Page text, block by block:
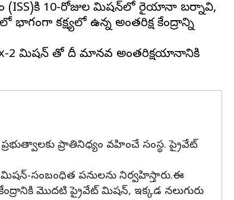
(ISS)కి 10-రోజుల మిషన్‌లో రైయానా బర్నావి,
కక్ష్యలో ఉన్న అంతరిక్ష కేంద్రాన్ని
2 మిషన్ తో సౌదీ మానవ అంతరిక్షయానానికి
ప్రాతినిధ్యం వహించే సంస్థ. ప్రైవేట్
సంబంధిత పనులను నిర్వహిస్తారు.ఈ
మొదటి ప్రైవేట్ మిషన్, ఇక్కడ నలుగురు